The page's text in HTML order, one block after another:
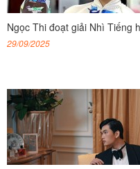
Ngọc Thi đoạt giải Nhì Tiếng
29/09/2025